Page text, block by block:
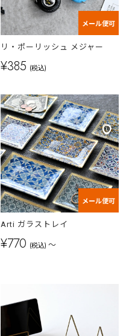
メール便可
リ・ポーリッシュ メジャー
¥385 (税込)
メール便可
Arti ガラストレイ
¥770 (税込) ～